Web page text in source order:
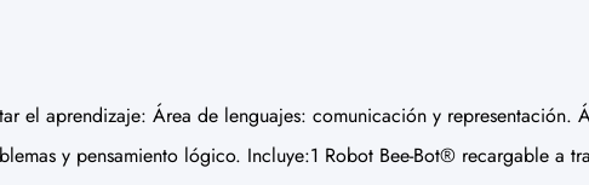
el aprendizaje: Área de lenguajes: comunicación y representación.
y pensamiento lógico. Incluye:1 Robot Bee-Bot® recargable a